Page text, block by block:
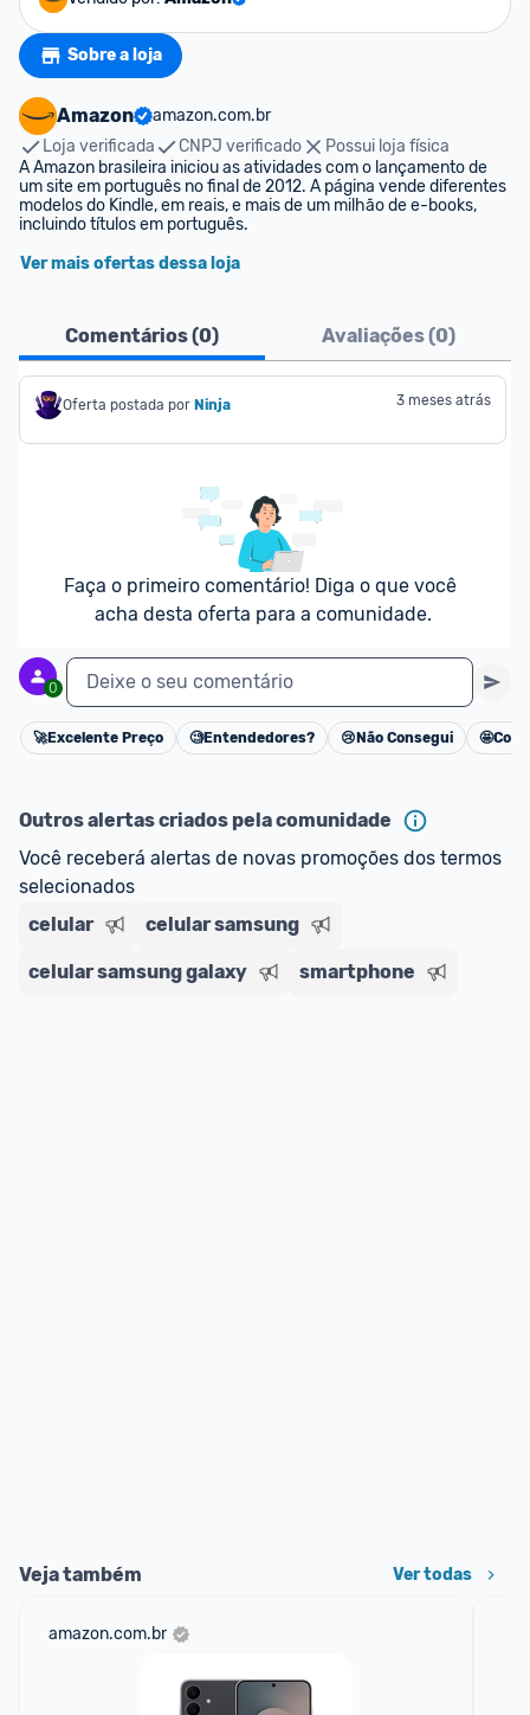
Sobre a loja
Amazon
amazon.com.br
Loja verificada
CNPJ verificado
Possui loja física
A Amazon brasileira iniciou as atividades com o lançamento de
um site em português no final de 2012. A página vende diferentes
modelos do Kindle, em reais, e mais de um milhão de e-books,
incluindo títulos em português.
Ver mais ofertas dessa loja
Comentários (0) Avaliações (0)
Oferta postada por Ninja 3 meses atrás
Faça o primeiro comentário! Diga o que você
acha desta oferta para a comunidade.
0 Deixe o seu comentário
Cancelar
🚀Excelente Preço 🧐Entendedores? 😢 Não Consegui 🤩
Outros alertas criados pela comunidade
Você receberá alertas de novas promoções dos termos
selecionados
celular
celular samsung
celular samsung galaxy smartphone
Veja também Ver todas
amazon.com.br